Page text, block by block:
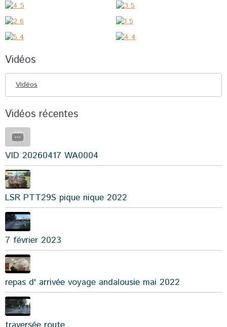
Vidéos
Vidéos
Vidéos récentes
VID 20260417 WA0004
LSR PTT29S pique nique 2022
7 février 2023
repas d' arrivée voyage andalousie mai 2022